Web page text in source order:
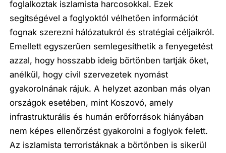
foglalkoztak iszlamista harcosokkal. Ezek
segítségével a foglyoktól vélhetően információt
fognak szerezni hálózatukról és stratégiai céljaikról.
Emellett egyszerűen semlegesíthetik a fenyegetést
azzal, hogy hosszabb ideig börtönben tartják őket,
anélkül, hogy civil szervezetek nyomást
gyakorolnának rájuk. A helyzet azonban más olyan
országok esetében, mint Koszovó, amely
infrastrukturális és humán erőforrások hiányában
nem képes ellenőrzést gyakorolni a foglyok felett.
Az iszlamista terroristáknak a börtönben is sikerül